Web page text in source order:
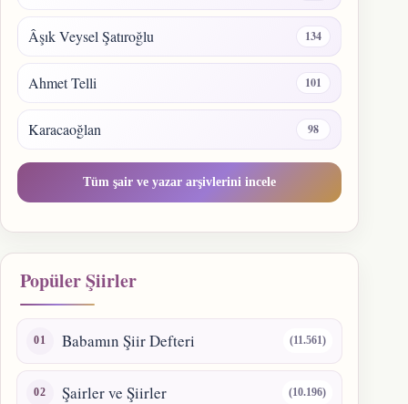
Âşık Veysel Şatıroğlu 134
Ahmet Telli 101
Karacaoğlan 98
Tüm şair ve yazar arşivlerini incele
Popüler Şiirler
Babamın Şiir Defteri (11.561)
Şairler ve Şiirler (10.196)